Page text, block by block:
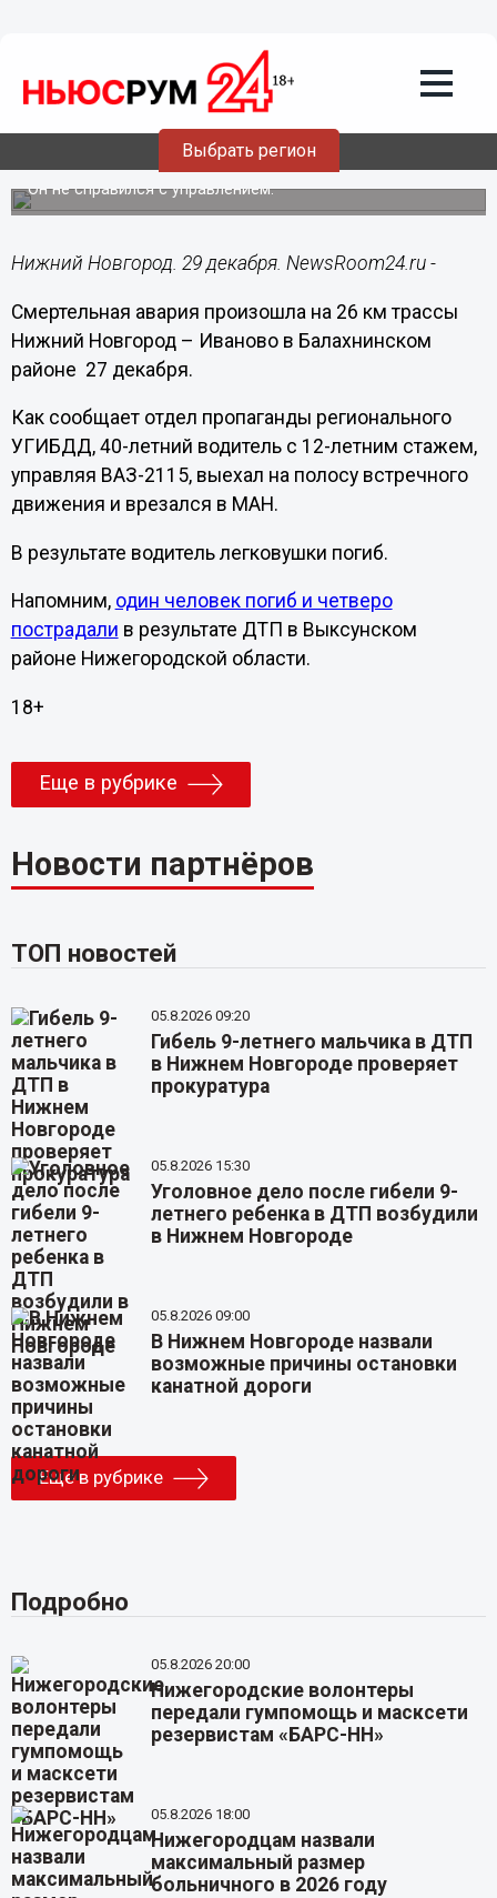
Выбрать регион
Водитель ВАЗа погиб в результате
столкновения с МАЗом в Балахнинском
Он не справился с управлением.
Нижний Новгород. 29 декабря. NewsRoom24.ru -
Смертельная авария произошла на 26 км трассы
Нижний Новгород – Иваново в Балахнинском
районе 27 декабря.
Как сообщает отдел пропаганды регионального
УГИБДД, 40-летний водитель с 12-летним стажем,
управляя ВАЗ-2115, выехал на полосу встречного
движения и врезался в МАН.
В результате водитель легковушки погиб.
Напомним, один человек погиб и четверо
пострадали в результате ДТП в Выксунском
районе Нижегородской области.
18+
Еще в рубрике
Новости партнёров
ТОП новостей
05.8.2026 09:20
Гибель 9-летнего мальчика в ДТП
в Нижнем Новгороде проверяет
прокуратура
05.8.2026 15:30
Уголовное дело после гибели 9-
летнего ребенка в ДТП возбудили
в Нижнем Новгороде
05.8.2026 09:00
В Нижнем Новгороде назвали
возможные причины остановки
канатной дороги
Еще в рубрике
Подробно
05.8.2026 20:00
Нижегородские волонтеры
передали гумпомощь и масксети
резервистам «БАРС-НН»
05.8.2026 18:00
Нижегородцам назвали
максимальный размер
больничного в 2026 году